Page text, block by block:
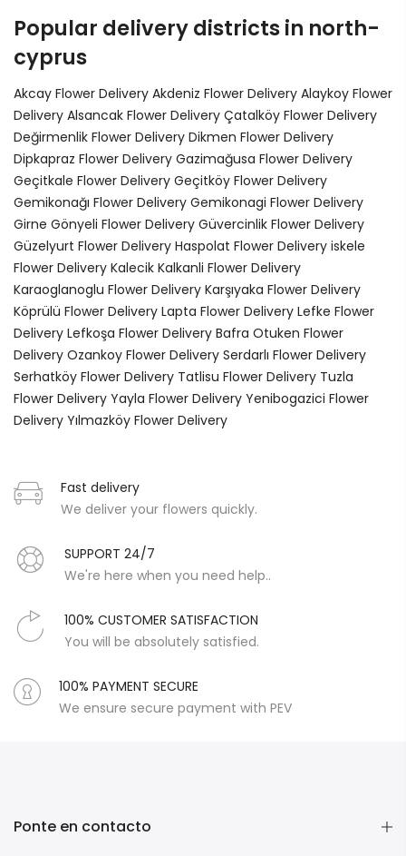
Popular delivery districts in north-
cyprus
Akcay Flower Delivery Akdeniz Flower Delivery Alaykoy Flower
Delivery Alsancak Flower Delivery Çatalköy Flower Delivery
Değirmenlik Flower Delivery Dikmen Flower Delivery
Dipkapraz Flower Delivery Gazimağusa Flower Delivery
Geçitkale Flower Delivery Geçitköy Flower Delivery
Gemikonağı Flower Delivery Gemikonagi Flower Delivery
Girne Gönyeli Flower Delivery Güvercinlik Flower Delivery
Güzelyurt Flower Delivery Haspolat Flower Delivery iskele
Flower Delivery Kalecik Kalkanli Flower Delivery
Karaoglanoglu Flower Delivery Karşıyaka Flower Delivery
Köprülü Flower Delivery Lapta Flower Delivery Lefke Flower
Delivery Lefkoşa Flower Delivery Bafra Otuken Flower
Delivery Ozankoy Flower Delivery Serdarlı Flower Delivery
Serhatköy Flower Delivery Tatlisu Flower Delivery Tuzla
Flower Delivery Yayla Flower Delivery Yenibogazici Flower
Delivery Yılmazköy Flower Delivery
Fast delivery
We deliver your flowers quickly.
SUPPORT 24/7
We're here when you need help..
100% CUSTOMER SATISFACTION
You will be absolutely satisfied.
100% PAYMENT SECURE
We ensure secure payment with PEV
Ponte en contacto